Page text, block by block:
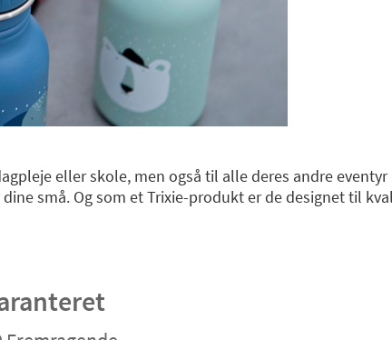
eller skole, men også til alle deres andre
små. Og som et Trixie-produkt er de designet til